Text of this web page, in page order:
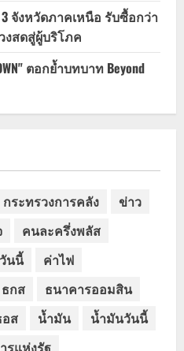
จังหวัดภาคเหนือ รับซื้อกว่า
งสดสู่ผู้บริโภค
ตอกย้ำบทบาท Beyond
กระทรวงการคลัง
ข่าว
คนละครึ่งพลัส
นนี้
ค่าไฟ
ธกส
ธนาคารออมสิน
ส น้ำมัน
น้ำมันวันนี้
รแห่งรัฐ